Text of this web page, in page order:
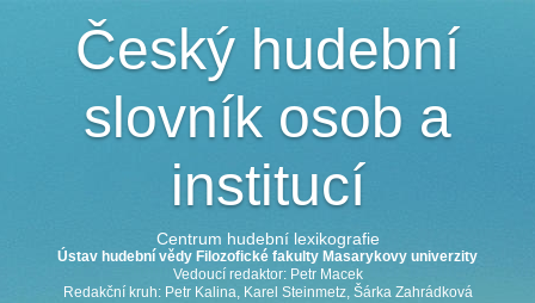
Český hudební
slovník osob a
institucí
Centrum hudební lexikografie
Ústav hudební vědy Filozofické fakulty Masarykovy univerzity
Vedoucí redaktor: Petr Macek
Redakční kruh: Petr Kalina, Karel Steinmetz, Šárka Zahrádková